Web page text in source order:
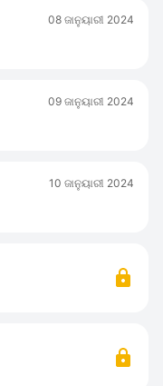
08 ଜାନୁୟାରୀ 2024
09 ଜାନୁୟାରୀ 2024
10 ଜାନୁୟାରୀ 2024